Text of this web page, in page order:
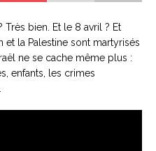
bien. Et le 8 avril ? Et
la Palestine sont martyrisés
ne se cache même plus :
enfants, les crimes